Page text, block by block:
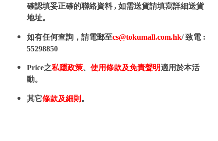
確認填妥正確的聯絡資料 , 如需送貨請填寫詳細送貨
地址。
如有任何查詢，請電郵至cs@tokumall.com.hk/ 致電 :
55298850
Price之私隱政策、 使用條款及免責聲明適用於本活
動。
其它條款及細則 。